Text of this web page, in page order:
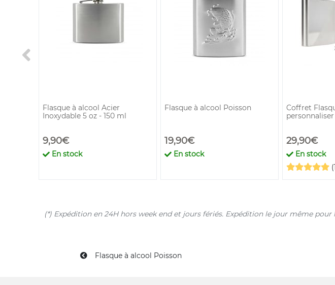
Flasque à alcool Acier
Inoxydable 5 oz - 150 ml
9,90€
En stock
Flasque à alcool Poisson
19,90€
En stock
Coffret
personnaliser
29,90€
En stock
(*) Expédition en 24H hors week end et jours fériés. Expédition le jour même pour
Flasque à alcool Poisson